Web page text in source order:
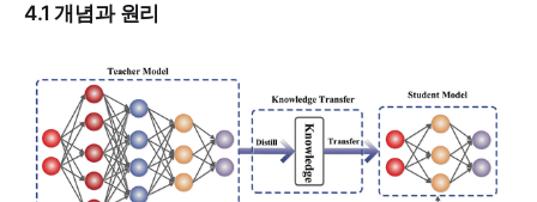
4.1 개념과 원리